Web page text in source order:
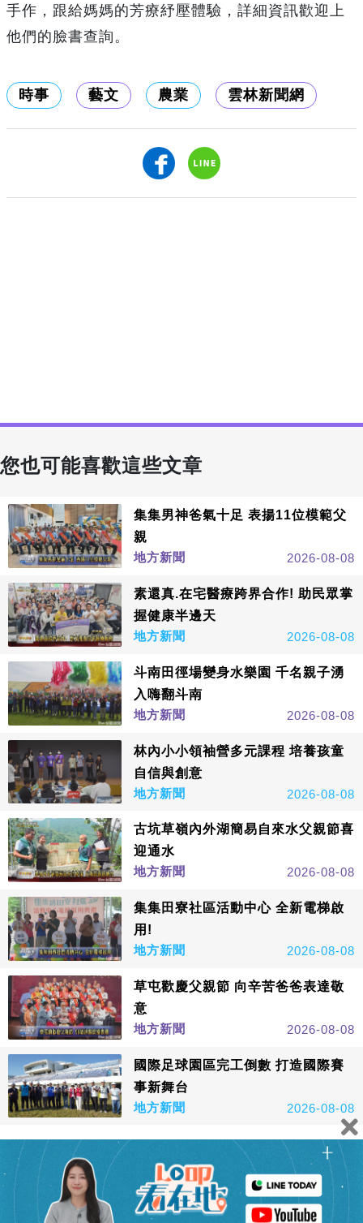
手作，跟給媽媽的芳療紓壓體驗，詳細資訊歡迎上
他們的臉書查詢。
時事 藝文 農業 雲林新聞網
您也可能喜歡這些文章
集集男神爸氣十足 表揚11位模範父
親
地方新聞
2026-08-08
素還真.在宅醫療跨界合作! 助民眾掌
握健康半邊天
地方新聞
2026-08-08
斗南田徑場變身水樂園 千名親子湧
入嗨翻斗南
地方新聞
2026-08-08
林內小小領袖營多元課程 培養孩童
自信與創意
地方新聞
2026-08-08
古坑草嶺內外湖簡易自來水父親節喜
迎通水
地方新聞
2026-08-08
集集田寮社區活動中心 全新電梯啟
用!
地方新聞
2026-08-08
草屯歡慶父親節 向辛苦爸爸表達敬
意
地方新聞
2026-08-08
國際足球園區完工倒數 打造國際賽
事新舞台
地方新聞
2026-08-08